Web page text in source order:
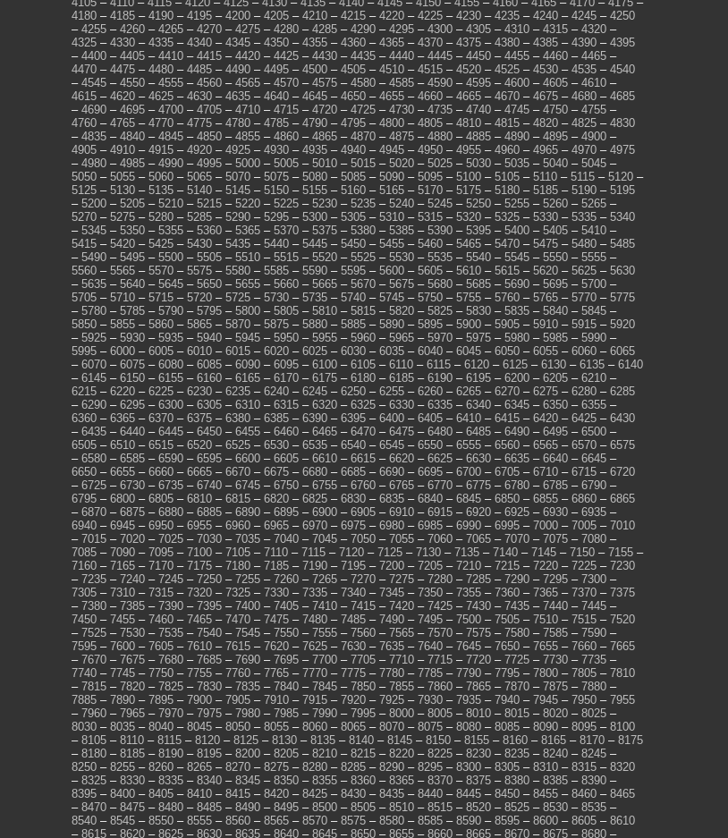
4180 – 4185 – 4190 – 4195 – 4200 – 4205 – 4210 – 4215 – 4220 – 4225 – 4230 – 4235 – 4240 – 4245 – 4250
– 4255 – 4260 – 4265 – 4270 – 4275 – 4280 – 4285 – 4290 – 4295 – 4300 – 4305 – 4310 – 4315 – 4320 –
4325 – 4330 – 4335 – 4340 – 4345 – 4350 – 4355 – 4360 – 4365 – 4370 – 4375 – 4380 – 4385 – 4390 – 4395
– 4400 – 4405 – 4410 – 4415 – 4420 – 4425 – 4430 – 4435 – 4440 – 4445 – 4450 – 4455 – 4460 – 4465 –
4470 – 4475 – 4480 – 4485 – 4490 – 4495 – 4500 – 4505 – 4510 – 4515 – 4520 – 4525 – 4530 – 4535 – 4540
– 4545 – 4550 – 4555 – 4560 – 4565 – 4570 – 4575 – 4580 – 4585 – 4590 – 4595 – 4600 – 4605 – 4610 –
4615 – 4620 – 4625 – 4630 – 4635 – 4640 – 4645 – 4650 – 4655 – 4660 – 4665 – 4670 – 4675 – 4680 – 4685
– 4690 – 4695 – 4700 – 4705 – 4710 – 4715 – 4720 – 4725 – 4730 – 4735 – 4740 – 4745 – 4750 – 4755 –
4760 – 4765 – 4770 – 4775 – 4780 – 4785 – 4790 – 4795 – 4800 – 4805 – 4810 – 4815 – 4820 – 4825 – 4830
– 4835 – 4840 – 4845 – 4850 – 4855 – 4860 – 4865 – 4870 – 4875 – 4880 – 4885 – 4890 – 4895 – 4900 –
4905 – 4910 – 4915 – 4920 – 4925 – 4930 – 4935 – 4940 – 4945 – 4950 – 4955 – 4960 – 4965 – 4970 – 4975
– 4980 – 4985 – 4990 – 4995 – 5000 – 5005 – 5010 – 5015 – 5020 – 5025 – 5030 – 5035 – 5040 – 5045 –
5050 – 5055 – 5060 – 5065 – 5070 – 5075 – 5080 – 5085 – 5090 – 5095 – 5100 – 5105 – 5110 – 5115 – 5120 –
5125 – 5130 – 5135 – 5140 – 5145 – 5150 – 5155 – 5160 – 5165 – 5170 – 5175 – 5180 – 5185 – 5190 – 5195
– 5200 – 5205 – 5210 – 5215 – 5220 – 5225 – 5230 – 5235 – 5240 – 5245 – 5250 – 5255 – 5260 – 5265 –
5270 – 5275 – 5280 – 5285 – 5290 – 5295 – 5300 – 5305 – 5310 – 5315 – 5320 – 5325 – 5330 – 5335 – 5340
– 5345 – 5350 – 5355 – 5360 – 5365 – 5370 – 5375 – 5380 – 5385 – 5390 – 5395 – 5400 – 5405 – 5410 –
5415 – 5420 – 5425 – 5430 – 5435 – 5440 – 5445 – 5450 – 5455 – 5460 – 5465 – 5470 – 5475 – 5480 – 5485
– 5490 – 5495 – 5500 – 5505 – 5510 – 5515 – 5520 – 5525 – 5530 – 5535 – 5540 – 5545 – 5550 – 5555 –
5560 – 5565 – 5570 – 5575 – 5580 – 5585 – 5590 – 5595 – 5600 – 5605 – 5610 – 5615 – 5620 – 5625 – 5630
– 5635 – 5640 – 5645 – 5650 – 5655 – 5660 – 5665 – 5670 – 5675 – 5680 – 5685 – 5690 – 5695 – 5700 –
5705 – 5710 – 5715 – 5720 – 5725 – 5730 – 5735 – 5740 – 5745 – 5750 – 5755 – 5760 – 5765 – 5770 – 5775
– 5780 – 5785 – 5790 – 5795 – 5800 – 5805 – 5810 – 5815 – 5820 – 5825 – 5830 – 5835 – 5840 – 5845 –
5850 – 5855 – 5860 – 5865 – 5870 – 5875 – 5880 – 5885 – 5890 – 5895 – 5900 – 5905 – 5910 – 5915 – 5920
– 5925 – 5930 – 5935 – 5940 – 5945 – 5950 – 5955 – 5960 – 5965 – 5970 – 5975 – 5980 – 5985 – 5990 –
5995 – 6000 – 6005 – 6010 – 6015 – 6020 – 6025 – 6030 – 6035 – 6040 – 6045 – 6050 – 6055 – 6060 – 6065
– 6070 – 6075 – 6080 – 6085 – 6090 – 6095 – 6100 – 6105 – 6110 – 6115 – 6120 – 6125 – 6130 – 6135 – 6140
– 6145 – 6150 – 6155 – 6160 – 6165 – 6170 – 6175 – 6180 – 6185 – 6190 – 6195 – 6200 – 6205 – 6210 –
6215 – 6220 – 6225 – 6230 – 6235 – 6240 – 6245 – 6250 – 6255 – 6260 – 6265 – 6270 – 6275 – 6280 – 6285
– 6290 – 6295 – 6300 – 6305 – 6310 – 6315 – 6320 – 6325 – 6330 – 6335 – 6340 – 6345 – 6350 – 6355 –
6360 – 6365 – 6370 – 6375 – 6380 – 6385 – 6390 – 6395 – 6400 – 6405 – 6410 – 6415 – 6420 – 6425 – 6430
– 6435 – 6440 – 6445 – 6450 – 6455 – 6460 – 6465 – 6470 – 6475 – 6480 – 6485 – 6490 – 6495 – 6500 –
6505 – 6510 – 6515 – 6520 – 6525 – 6530 – 6535 – 6540 – 6545 – 6550 – 6555 – 6560 – 6565 – 6570 – 6575
– 6580 – 6585 – 6590 – 6595 – 6600 – 6605 – 6610 – 6615 – 6620 – 6625 – 6630 – 6635 – 6640 – 6645 –
6650 – 6655 – 6660 – 6665 – 6670 – 6675 – 6680 – 6685 – 6690 – 6695 – 6700 – 6705 – 6710 – 6715 – 6720
– 6725 – 6730 – 6735 – 6740 – 6745 – 6750 – 6755 – 6760 – 6765 – 6770 – 6775 – 6780 – 6785 – 6790 –
6795 – 6800 – 6805 – 6810 – 6815 – 6820 – 6825 – 6830 – 6835 – 6840 – 6845 – 6850 – 6855 – 6860 – 6865
– 6870 – 6875 – 6880 – 6885 – 6890 – 6895 – 6900 – 6905 – 6910 – 6915 – 6920 – 6925 – 6930 – 6935 –
6940 – 6945 – 6950 – 6955 – 6960 – 6965 – 6970 – 6975 – 6980 – 6985 – 6990 – 6995 – 7000 – 7005 – 7010
– 7015 – 7020 – 7025 – 7030 – 7035 – 7040 – 7045 – 7050 – 7055 – 7060 – 7065 – 7070 – 7075 – 7080 –
7085 – 7090 – 7095 – 7100 – 7105 – 7110 – 7115 – 7120 – 7125 – 7130 – 7135 – 7140 – 7145 – 7150 – 7155 –
7160 – 7165 – 7170 – 7175 – 7180 – 7185 – 7190 – 7195 – 7200 – 7205 – 7210 – 7215 – 7220 – 7225 – 7230
– 7235 – 7240 – 7245 – 7250 – 7255 – 7260 – 7265 – 7270 – 7275 – 7280 – 7285 – 7290 – 7295 – 7300 –
7305 – 7310 – 7315 – 7320 – 7325 – 7330 – 7335 – 7340 – 7345 – 7350 – 7355 – 7360 – 7365 – 7370 – 7375
– 7380 – 7385 – 7390 – 7395 – 7400 – 7405 – 7410 – 7415 – 7420 – 7425 – 7430 – 7435 – 7440 – 7445 –
7450 – 7455 – 7460 – 7465 – 7470 – 7475 – 7480 – 7485 – 7490 – 7495 – 7500 – 7505 – 7510 – 7515 – 7520
– 7525 – 7530 – 7535 – 7540 – 7545 – 7550 – 7555 – 7560 – 7565 – 7570 – 7575 – 7580 – 7585 – 7590 –
7595 – 7600 – 7605 – 7610 – 7615 – 7620 – 7625 – 7630 – 7635 – 7640 – 7645 – 7650 – 7655 – 7660 – 7665
– 7670 – 7675 – 7680 – 7685 – 7690 – 7695 – 7700 – 7705 – 7710 – 7715 – 7720 – 7725 – 7730 – 7735 –
7740 – 7745 – 7750 – 7755 – 7760 – 7765 – 7770 – 7775 – 7780 – 7785 – 7790 – 7795 – 7800 – 7805 – 7810
– 7815 – 7820 – 7825 – 7830 – 7835 – 7840 – 7845 – 7850 – 7855 – 7860 – 7865 – 7870 – 7875 – 7880 –
7885 – 7890 – 7895 – 7900 – 7905 – 7910 – 7915 – 7920 – 7925 – 7930 – 7935 – 7940 – 7945 – 7950 – 7955
– 7960 – 7965 – 7970 – 7975 – 7980 – 7985 – 7990 – 7995 – 8000 – 8005 – 8010 – 8015 – 8020 – 8025 –
8030 – 8035 – 8040 – 8045 – 8050 – 8055 – 8060 – 8065 – 8070 – 8075 – 8080 – 8085 – 8090 – 8095 – 8100
– 8105 – 8110 – 8115 – 8120 – 8125 – 8130 – 8135 – 8140 – 8145 – 8150 – 8155 – 8160 – 8165 – 8170 – 8175
– 8180 – 8185 – 8190 – 8195 – 8200 – 8205 – 8210 – 8215 – 8220 – 8225 – 8230 – 8235 – 8240 – 8245 –
8250 – 8255 – 8260 – 8265 – 8270 – 8275 – 8280 – 8285 – 8290 – 8295 – 8300 – 8305 – 8310 – 8315 – 8320
– 8325 – 8330 – 8335 – 8340 – 8345 – 8350 – 8355 – 8360 – 8365 – 8370 – 8375 – 8380 – 8385 – 8390 –
8395 – 8400 – 8405 – 8410 – 8415 – 8420 – 8425 – 8430 – 8435 – 8440 – 8445 – 8450 – 8455 – 8460 – 8465
– 8470 – 8475 – 8480 – 8485 – 8490 – 8495 – 8500 – 8505 – 8510 – 8515 – 8520 – 8525 – 8530 – 8535 –
8540 – 8545 – 8550 – 8555 – 8560 – 8565 – 8570 – 8575 – 8580 – 8585 – 8590 – 8595 – 8600 – 8605 – 8610
– 8615 – 8620 – 8625 – 8630 – 8635 – 8640 – 8645 – 8650 – 8655 – 8660 – 8665 – 8670 – 8675 – 8680 –